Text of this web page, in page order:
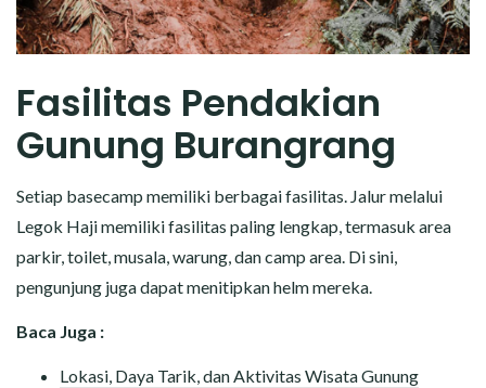
Fasilitas Pendakian
Gunung Burangrang
Setiap basecamp memiliki berbagai fasilitas. Jalur melalui
Legok Haji memiliki fasilitas paling lengkap, termasuk area
parkir, toilet, musala, warung, dan camp area. Di sini,
pengunjung juga dapat menitipkan helm mereka.
Baca Juga :
Lokasi, Daya Tarik, dan Aktivitas Wisata Gunung